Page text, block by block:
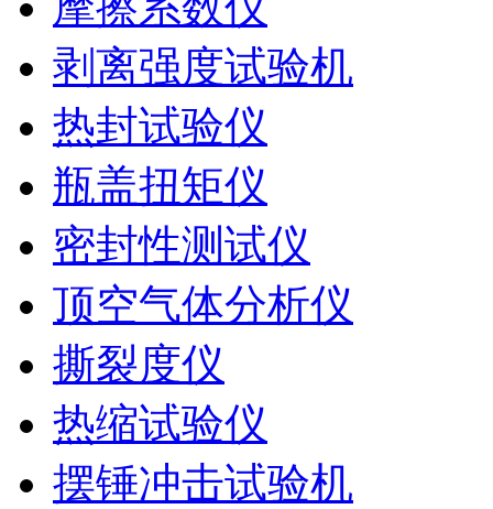
剥离强度试验机
热封试验仪
瓶盖扭矩仪
密封性测试仪
顶空气体分析仪
撕裂度仪
热缩试验仪
摆锤冲击试验机